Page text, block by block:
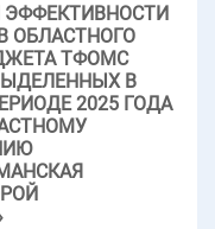
ЭФФЕКТИВНОСТИ
ОБЛАСТНОГО
ТФОМС
В
2025 ГОДА